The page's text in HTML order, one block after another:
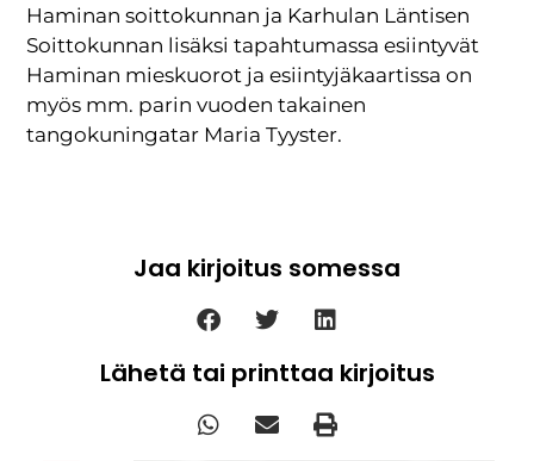
Haminan soittokunnan ja Karhulan Läntisen
Soittokunnan lisäksi tapahtumassa esiintyvät
Haminan mieskuorot ja esiintyjäkaartissa on
myös mm. parin vuoden takainen
tangokuningatar Maria Tyyster.
Jaa kirjoitus somessa
Lähetä tai printtaa kirjoitus